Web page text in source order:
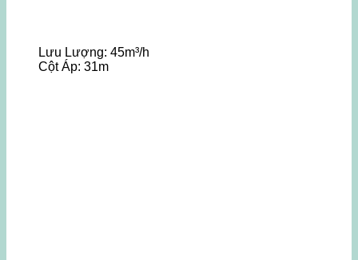
Lưu Lượng: 45m³/h
Cột Áp: 31m